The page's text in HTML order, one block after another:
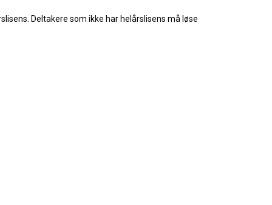
Deltakere som ikke har helårslisens må løse